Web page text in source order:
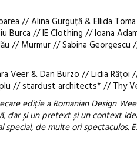
// Alina Gurguță & Ellida
Burca // IE Clothing // Ioana
// Murmur // Sabina Georgescu
Veer & Dan Burzo // Lidia
// stardust architects* // Thy
ediție a Romanian Design
dar și un pretext și un context
special, de multe ori spectaculos.